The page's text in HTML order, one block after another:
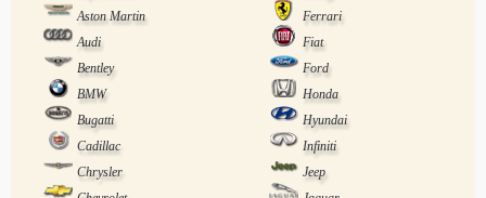
Aston Martin
Ferrari
Audi
Fiat
Bentley
Ford
BMW
Honda
Bugatti
Hyundai
Cadillac
Infiniti
Chrysler
Jeep